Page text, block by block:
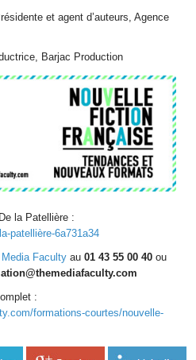
et agent d’auteurs, Agence
Barjac Production
la Patellière :
patellière-6a731a34
Faculty au01 43 55 00 40ou
:
formations-courtes/nouvelle-